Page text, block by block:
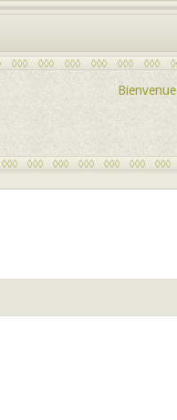
Bienvenue